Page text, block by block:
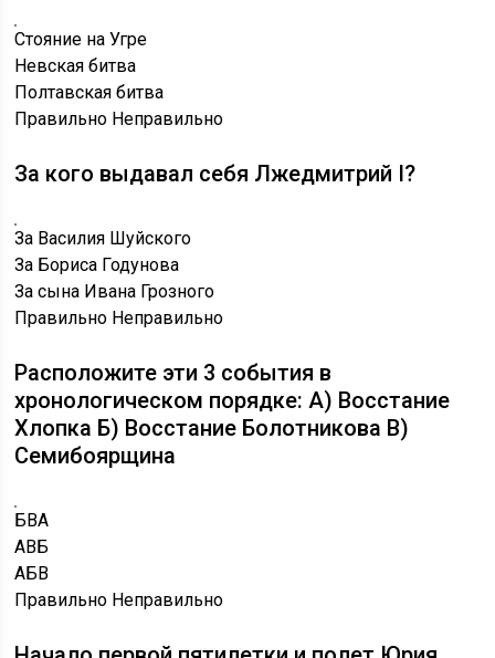
Стояние на Угре
Невская битва
Полтавская битва
Правильно Неправильно
За кого выдавал себя Лжедмитрий I?
За Василия Шуйского
За Бориса Годунова
За сына Ивана Грозного
Правильно Неправильно
Расположите эти 3 события в
хронологическом порядке: А) Восстание
Хлопка Б) Восстание Болотникова В)
Семибоярщина
БВА
АВБ
АБВ
Правильно Неправильно